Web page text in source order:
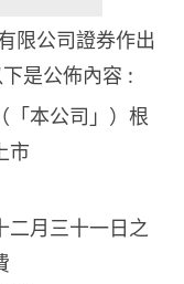
限公司證券作出
是公佈內容 :
「本公司」）根
市
二月三十一日之